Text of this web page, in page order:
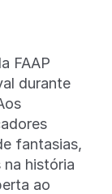
FAAP
durante
fantasias,
na história
ao